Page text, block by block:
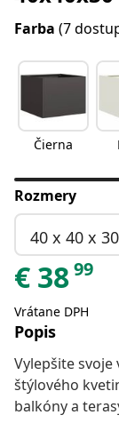
Farba (7
Čierna
Rozmery
40 x 40 x
€ 3899
Vrátane DPH
Popis
Vylepšite
štýlového
balkóny a